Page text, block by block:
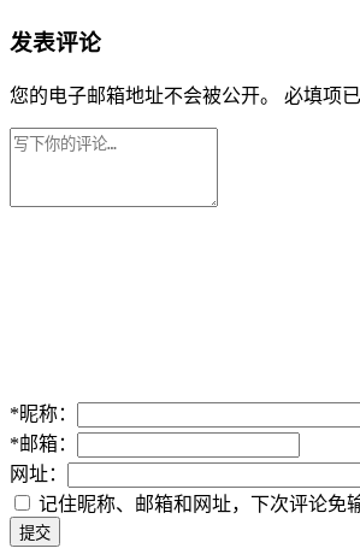
发表评论
您的电子邮箱地址不会被公开。 必填项
*昵称：
*邮箱：
网址：
记住昵称、邮箱和网址，下次评论免
提交